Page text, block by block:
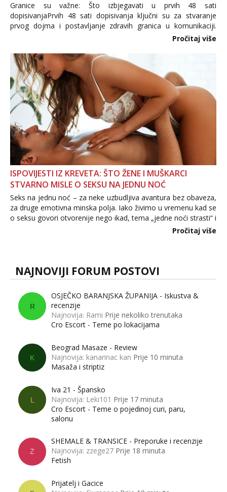
Granice su važne: Što izbjegavati u prvih 48 sati
dopisivanjaPrvih 48 sati dopisivanja ključni su za stvaranje
prvog dojma i postavljanje zdravih granica u komunikaciji.
Važno je izbjeći prebrzo otkrivanje osobnih ili intimnih
informacija, jer nepoznata osoba još nije zaslužila to
povjerenje. Takođe...
Pročitaj više
ISPOVIJESTI IZ KREVETA: ŠTO ŽENE I MUŠKARCI
STVARNO MISLE O SEKSU NA JEDNU NOĆ
Seks na jednu noć – za neke uzbudljiva avantura bez obaveza,
za druge emotivna minska polja. Iako živimo u vremenu kad se
o seksu govori otvorenije nego ikad, tema „jedne noći strasti“ i
dalje izaziva burne rasprave. Što zapravo misle žene, a što
Pročitaj više
NAJNOVIJI FORUM POSTOVI
R
OSJEČKO BARANJSKA ŽUPANIJA - Iskustva &
recenzije
Najnovija: Rami Prije nekoliko trenutaka
Cro Escort - Teme po lokacijama
K
Beograd Masaze - Review
Najnovija: kanarinac kan Prije 10 minuta
Masaža i striptiz
L
Iva 21 - Špansko
Najnovija: Leki101 Prije 17 minuta
Cro Escort - Teme o pojedinoj curi, paru,
salonu
Z
SHEMALE & TRANSICE - Preporuke i recenzije
Najnovija: zzege27 Prije 18 minuta
Fetish
Prijatelj i Gacice